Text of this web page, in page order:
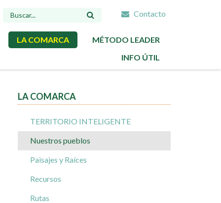
Contacto
DELA COMARCA
MÉTODO LEADER
INFO ÚTIL
LA COMARCA
TERRITORIO INTELIGENTE
Nuestros pueblos
Paisajes y Raíces
Recursos
Rutas